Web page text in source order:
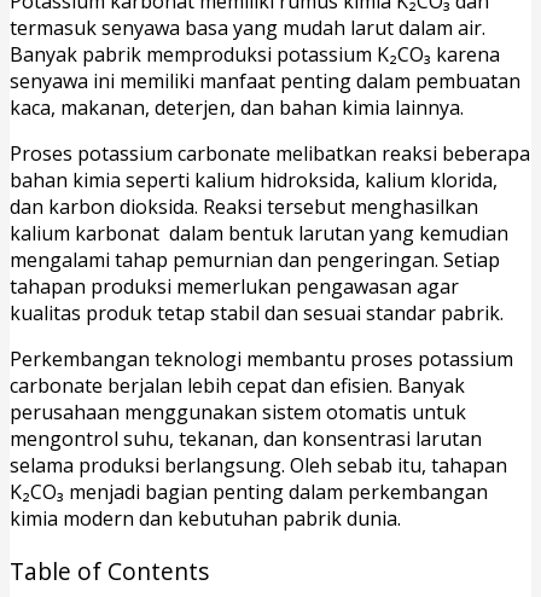
termasuk senyawa basa yang mudah larut dalam air.
Banyak pabrik memproduksi potassium K₂CO₃ karena
senyawa ini memiliki manfaat penting dalam pembuatan
kaca, makanan, deterjen, dan bahan kimia lainnya.
Proses potassium carbonate melibatkan reaksi beberapa
bahan kimia seperti kalium hidroksida, kalium klorida,
dan karbon dioksida. Reaksi tersebut menghasilkan
kalium karbonat dalam bentuk larutan yang kemudian
mengalami tahap pemurnian dan pengeringan. Setiap
tahapan produksi memerlukan pengawasan agar
kualitas produk tetap stabil dan sesuai standar pabrik.
Perkembangan teknologi membantu proses potassium
carbonate berjalan lebih cepat dan efisien. Banyak
perusahaan menggunakan sistem otomatis untuk
mengontrol suhu, tekanan, dan konsentrasi larutan
selama produksi berlangsung. Oleh sebab itu, tahapan
K₂CO₃ menjadi bagian penting dalam perkembangan
kimia modern dan kebutuhan pabrik dunia.
Table of Contents